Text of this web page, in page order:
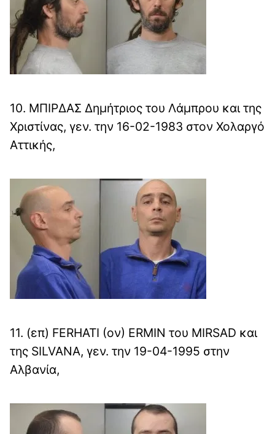
10. ΜΠΙΡΔΑΣ Δημήτριος του Λάμπρου και της
Χριστίνας, γεν. την 16-02-1983 στον Χολαργό
Αττικής,
11. (επ) FERHATI (ον) ERMIN του MIRSAD και
της SILVANA, γεν. την 19-04-1995 στην
Αλβανία,